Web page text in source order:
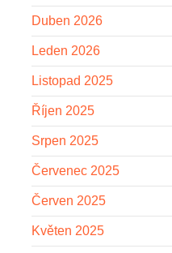
Duben 2026
Leden 2026
Listopad 2025
Říjen 2025
Srpen 2025
Červenec 2025
Červen 2025
Květen 2025